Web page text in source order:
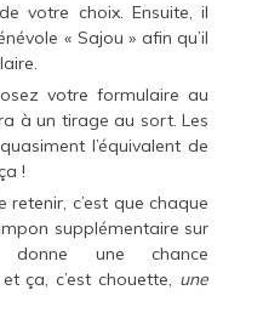
votre choix. Ensuite, il
« Sajou » afin qu’il
votre formulaire au
à un tirage au sort. Les
l’équivalent de
!
c’est que chaque
supplémentaire sur
une chance
ça, c’est chouette, une